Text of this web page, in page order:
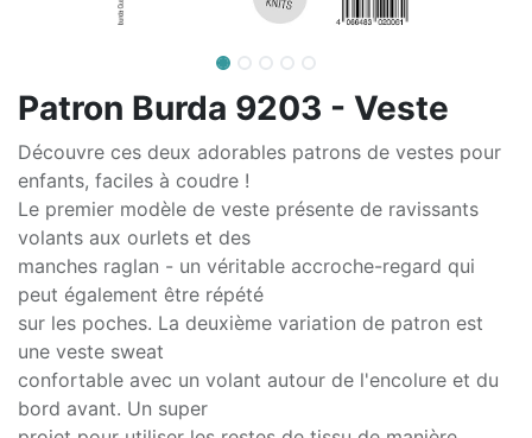
Patron Burda 9203 - Veste
Découvre ces deux adorables patrons de vestes pour
enfants, faciles à coudre !
Le premier modèle de veste présente de ravissants
volants aux ourlets et des
manches raglan - un véritable accroche-regard qui
peut également être répété
sur les poches. La deuxième variation de patron est
une veste sweat
confortable avec un volant autour de l'encolure et du
bord avant. Un super